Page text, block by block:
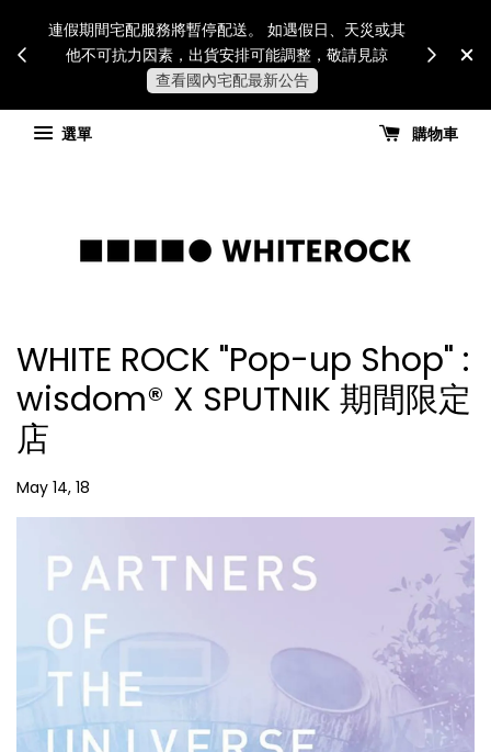
連假期間宅配服務將暫停配送。 如遇假日、天災或其
他不可抗力因素，出貨安排可能調整，敬請見諒
查看國內宅配最新公告
for all
國
選單
購物車
WHITE ROCK "Pop-up Shop" :
wisdom® X SPUTNIK 期間限定
店
May 14, 18